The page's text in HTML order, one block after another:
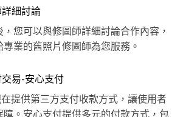
細討論
您可以與修圖師詳細討論合作內容，
業的舊照片修圖師為您服務。
易-安心支付
提供第三方支付收款方式，讓使用者
障。安心支付提供多元的付款方式，包